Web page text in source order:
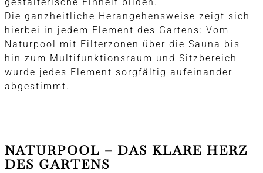
gestalterische Einheit bilden.
Die ganzheitliche Herangehensweise zeigt sich
hierbei in jedem Element des Gartens: Vom
Naturpool mit Filterzonen über die Sauna bis
hin zum Multifunktionsraum und Sitzbereich
wurde jedes Element sorgfältig aufeinander
abgestimmt.
NATURPOOL – DAS KLARE HERZ
DES GARTENS